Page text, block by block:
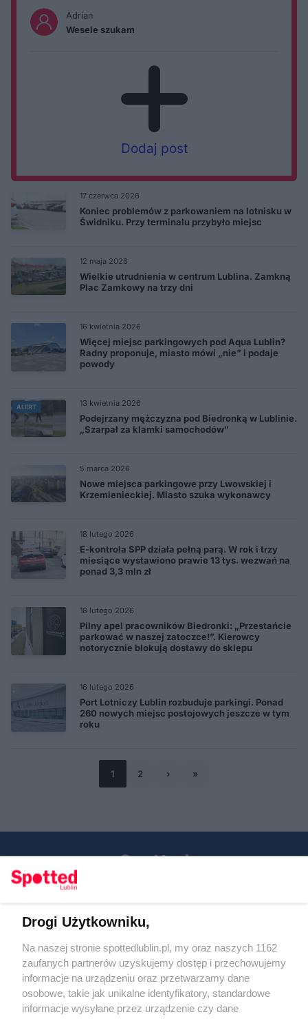
17 czerwca 2026
Koniec problemów z parkowaniem na lotnisku w
Świdniku. Przy terminalu przybyło miejsc
12 maja 2026
Wielkie utrudnienia w centrum Lublina. Zamkną
Plac Zamkowy na trzy dni
16 kwietnia 2026
Więcej miejsc parkingowych pod Aqua Lublin?
Radny proponuje, miasto mówi „nie” i podaje
powody
ALERT 13 kwietnia 2026
Podejrzany mężczyzna pod Biedronką w Lublinie.
„Szarpał za klamki samochodów”
5 marca 2026
Nowe miejsca parkingowe przy Lwowskiej i
Krzemienieckiej. Miasto szuka wykonawcy
18 lutego 2026
E-kontrola SPP działa pełną parą. W rok i trzy
miesiące wystawiono prawie 13 tys. wezwań na
ponad 3,3 mln zł
18 lutego 2026
Pilny apel pracowników Biedronki: „Przestańcie
parkować w naszej zatoczce!”. Kierowcy
notorycznie blokują dostawy do sklepu
16 lutego 2026
Port Lotniczy Lublin rozbuduje parkingi. Ponad
260 nowych miejsc postojowych jeszcze w tym
roku
1 2 › »
Adrian
Wesele szukam
Dodaj post
KATEGORIE
Regulamin
Polityka prywatności
RODO
Warunki korzystania z treści
Drogi Użytkowniku,
Na naszej stronie spottedlublin.pl, my oraz naszych 1162
zaufanych partnerów uzyskujemy dostęp i przechowujemy
informacje na urządzeniu oraz przetwarzamy dane
osobowe, takie jak unikalne identyfikatory, standardowe
informacje wysyłane przez urządzenie czy dane